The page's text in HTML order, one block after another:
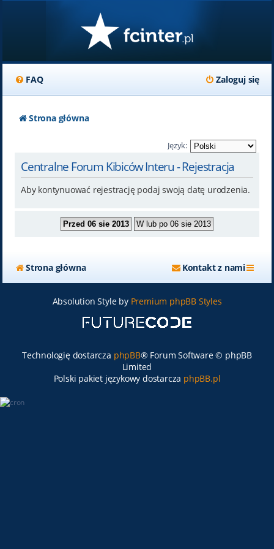
FAQ Zaloguj się
Strona główna
Język:
Centralne Forum Kibiców Interu - Rejestracja
Aby kontynuować rejestrację podaj swoją datę urodzenia.
Strona główna Kontakt z nami
Absolution Style by Premium phpBB Styles
Technologię dostarcza phpBB® Forum Software © phpBB
Limited
Polski pakiet językowy dostarcza phpBB.pl